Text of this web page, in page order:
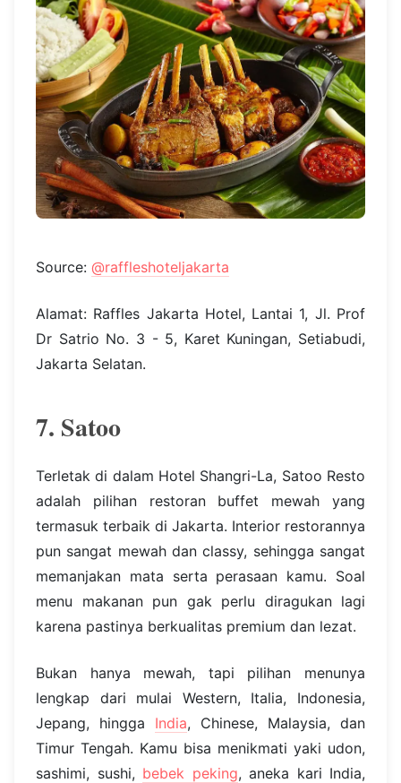
Source: @raffleshoteljakarta
Alamat: Raffles Jakarta Hotel, Lantai 1, Jl. Prof
Dr Satrio No. 3 - 5, Karet Kuningan, Setiabudi,
Jakarta Selatan.
7. Satoo
Terletak di dalam Hotel Shangri-La, Satoo Resto
adalah pilihan restoran buffet mewah yang
termasuk terbaik di Jakarta. Interior restorannya
pun sangat mewah dan classy, sehingga sangat
memanjakan mata serta perasaan kamu. Soal
menu makanan pun gak perlu diragukan lagi
karena pastinya berkualitas premium dan lezat.
Bukan hanya mewah, tapi pilihan menunya
lengkap dari mulai Western, Italia, Indonesia,
Jepang, hingga India, Chinese, Malaysia, dan
Timur Tengah. Kamu bisa menikmati yaki udon,
sashimi, sushi, bebek peking, aneka kari India,